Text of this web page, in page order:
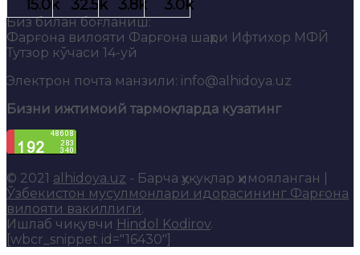
Биз билан боғланиш:
Фарғона вилояти Фарғона шаҳри Ифтихор МФЙ
Тутзор кўчаси 14-уй
Электрон почта манзили: info@alhidoya.uz
Бизни ижтимоий тармоқларда кузатинг
© 2021 alhidoya.uz - Барча ҳуқуқлар ҳимояланган |
Ўзбекистон мусулмонлари идорасининг Фарғона
вилояти вакиллиги.
Ишлаб чиқувчи Hindol Kodirov.
[wbcr_snippet id="16430"]